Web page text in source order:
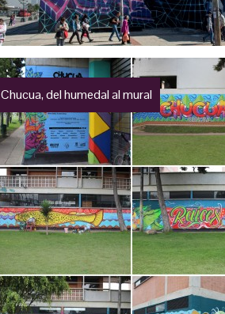
Chucua, del humedal al mural